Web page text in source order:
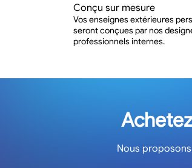
Conçu sur mesure
Vos enseignes extérieures
seront conçues par nos
professionnels internes.
Nous